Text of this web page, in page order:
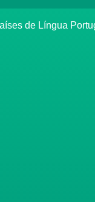
de Língua